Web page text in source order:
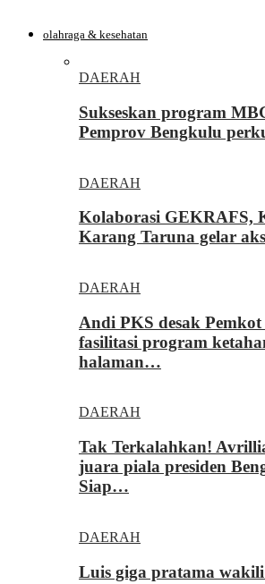
olahraga & kesehatan
DAERAH
Sukseskan program
Pemprov Bengkulu
DAERAH
Kolaborasi GEKRAFS,
Karang Taruna gelar
DAERAH
Andi PKS desak
fasilitasi program
halaman…
DAERAH
Tak Terkalahkan!
juara piala presiden
Siap…
DAERAH
Luis giga pratama